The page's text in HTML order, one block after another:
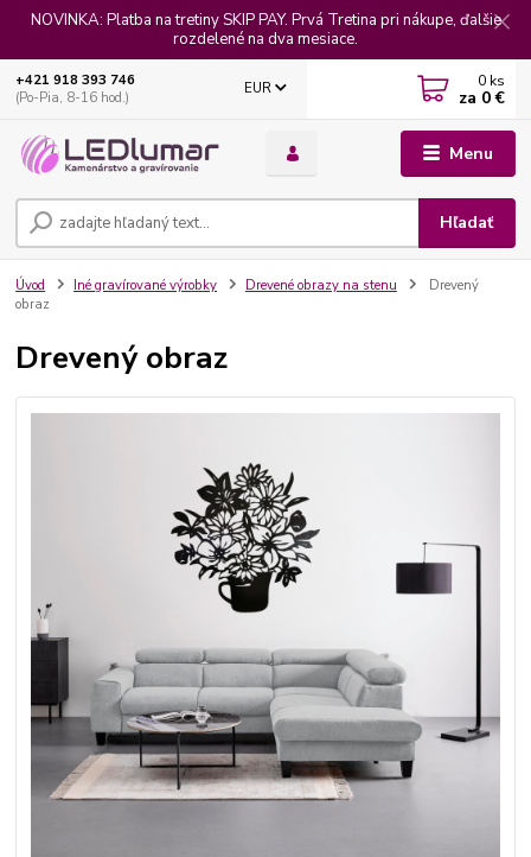
NOVINKA: Platba na tretiny SKIP PAY. Prvá Tretina pri nákupe, ďalšie
rozdelené na dva mesiace.
Menu
EUR
Hľadať
+421 918 393 746
(Po-Pia, 8-16 hod.)
0 ks
za 0 €
Úvod Iné gravírované výrobky Drevené obrazy na stenu
Drevený
obraz
Drevený obraz